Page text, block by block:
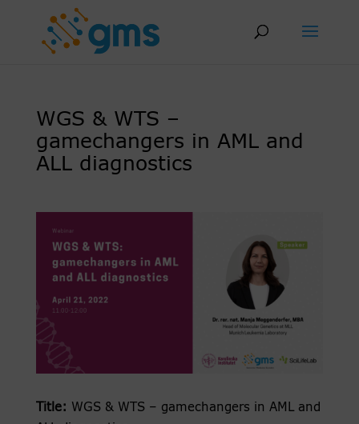
WGS & WTS –
gamechangers in AML and
ALL diagnostics
Title: WGS & WTS – gamechangers in AML and